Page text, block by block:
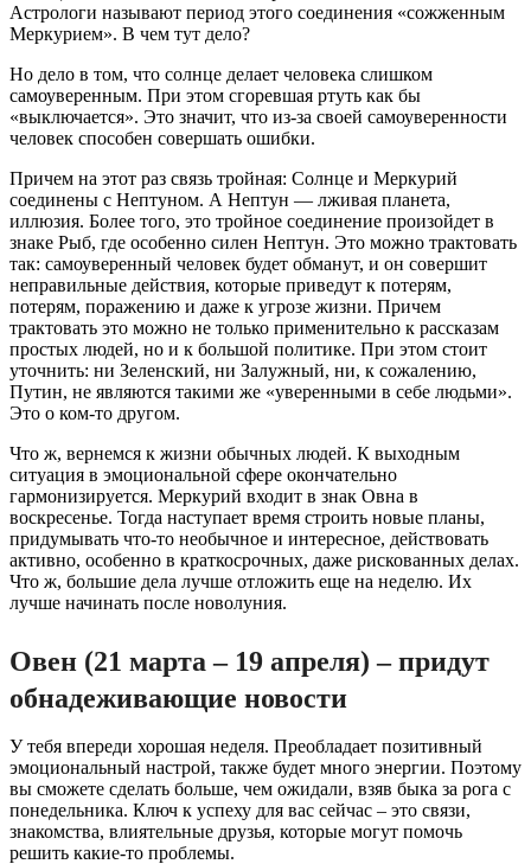
Астрологи называют период этого соединения «сожженным
Меркурием». В чем тут дело?
Но дело в том, что солнце делает человека слишком
самоуверенным. При этом сгоревшая ртуть как бы
«выключается». Это значит, что из-за своей самоуверенности
человек способен совершать ошибки.
Причем на этот раз связь тройная: Солнце и Меркурий
соединены с Нептуном. А Нептун — лживая планета,
иллюзия. Более того, это тройное соединение произойдет в
знаке Рыб, где особенно силен Нептун. Это можно трактовать
так: самоуверенный человек будет обманут, и он совершит
неправильные действия, которые приведут к потерям,
потерям, поражению и даже к угрозе жизни. Причем
трактовать это можно не только применительно к рассказам
простых людей, но и к большой политике. При этом стоит
уточнить: ни Зеленский, ни Залужный, ни, к сожалению,
Путин, не являются такими же «уверенными в себе людьми».
Это о ком-то другом.
Что ж, вернемся к жизни обычных людей. К выходным
ситуация в эмоциональной сфере окончательно
гармонизируется. Меркурий входит в знак Овна в
воскресенье. Тогда наступает время строить новые планы,
придумывать что-то необычное и интересное, действовать
активно, особенно в краткосрочных, даже рискованных делах.
Что ж, большие дела лучше отложить еще на неделю. Их
лучше начинать после новолуния.
Овен (21 марта – 19 апреля) – придут
обнадеживающие новости
У тебя впереди хорошая неделя. Преобладает позитивный
эмоциональный настрой, также будет много энергии. Поэтому
вы сможете сделать больше, чем ожидали, взяв быка за рога с
понедельника. Ключ к успеху для вас сейчас – это связи,
знакомства, влиятельные друзья, которые могут помочь
решить какие-то проблемы.